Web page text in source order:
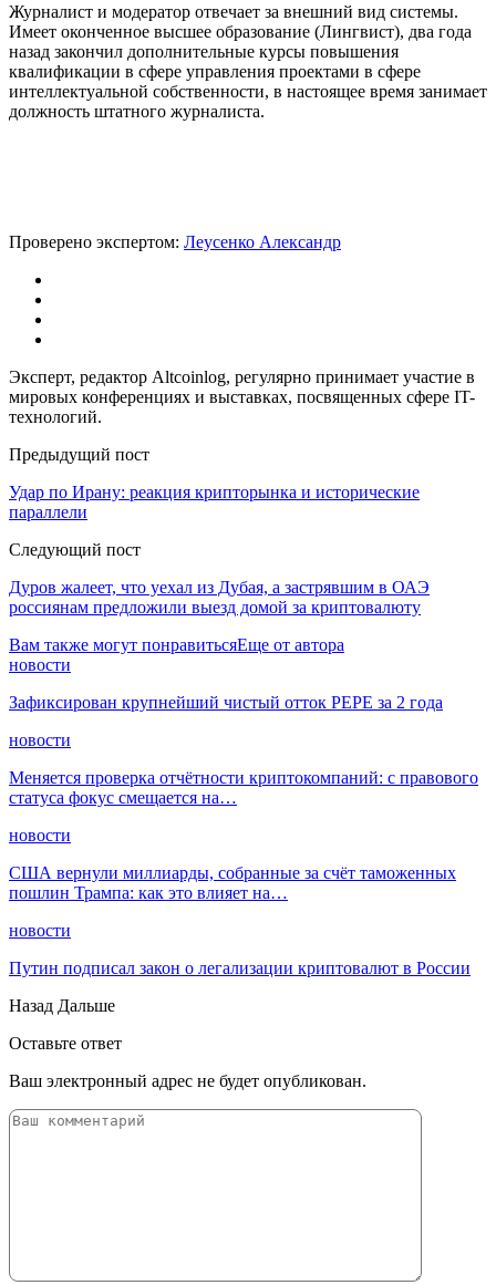
Журналист и модератор отвечает за внешний вид системы.
Имеет оконченное высшее образование (Лингвист), два года
назад закончил дополнительные курсы повышения
квалификации в сфере управления проектами в сфере
интеллектуальной собственности, в настоящее время занимает
должность штатного журналиста.
Проверено экспертом: Леусенко Александр
Эксперт, редактор Altcoinlog, регулярно принимает участие в
мировых конференциях и выставках, посвященных сфере IT-
технологий.
Предыдущий пост
Удар по Ирану: реакция крипторынка и исторические
параллели
Следующий пост
Дуров жалеет, что уехал из Дубая, а застрявшим в ОАЭ
россиянам предложили выезд домой за криптовалюту
Вам также могут понравитьсяЕще от автора
новости
Зафиксирован крупнейший чистый отток PEPE за 2 года
новости
Меняется проверка отчётности криптокомпаний: с правового
статуса фокус смещается на…
новости
США вернули миллиарды, собранные за счёт таможенных
пошлин Трампа: как это влияет на…
новости
Путин подписал закон о легализации криптовалют в России
Назад Дальше
Оставьте ответ
Ваш электронный адрес не будет опубликован.